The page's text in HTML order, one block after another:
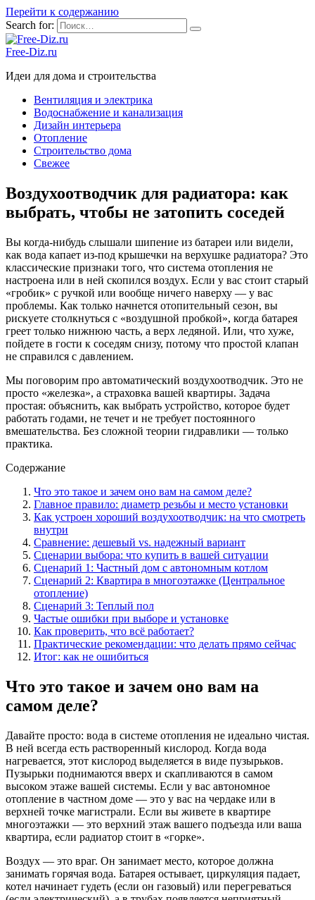
Перейти к содержанию
Search for:
Free-Diz.ru
Идеи для дома и строительства
Вентиляция и электрика
Водоснабжение и канализация
Дизайн интерьера
Отопление
Строительство дома
Свежее
Воздухоотводчик для радиатора: как
выбрать, чтобы не затопить соседей
Вы когда-нибудь слышали шипение из батареи или видели,
как вода капает из-под крышечки на верхушке радиатора? Это
классические признаки того, что система отопления не
настроена или в ней скопился воздух. Если у вас стоит старый
«гробик» с ручкой или вообще ничего наверху — у вас
проблемы. Как только начнется отопительный сезон, вы
рискуете столкнуться с «воздушной пробкой», когда батарея
греет только нижнюю часть, а верх ледяной. Или, что хуже,
пойдете в гости к соседям снизу, потому что простой клапан
не справился с давлением.
Мы поговорим про автоматический воздухоотводчик. Это не
просто «железка», а страховка вашей квартиры. Задача
простая: объяснить, как выбрать устройство, которое будет
работать годами, не течет и не требует постоянного
вмешательства. Без сложной теории гидравлики — только
практика.
Содержание
Что это такое и зачем оно вам на самом деле?
Главное правило: диаметр резьбы и место установки
Как устроен хороший воздухоотводчик: на что смотреть
внутри
Сравнение: дешевый vs. надежный вариант
Сценарии выбора: что купить в вашей ситуации
Сценарий 1: Частный дом с автономным котлом
Сценарий 2: Квартира в многоэтажке (Центральное
отопление)
Сценарий 3: Теплый пол
Частые ошибки при выборе и установке
Как проверить, что всё работает?
Практические рекомендации: что делать прямо сейчас
Итог: как не ошибиться
Что это такое и зачем оно вам на
самом деле?
Давайте просто: вода в системе отопления не идеально чистая.
В ней всегда есть растворенный кислород. Когда вода
нагревается, этот кислород выделяется в виде пузырьков.
Пузырьки поднимаются вверх и скапливаются в самом
высоком этаже вашей системы. Если у вас автономное
отопление в частном доме — это у вас на чердаке или в
верхней точке магистрали. Если вы живете в квартире
многоэтажки — это верхний этаж вашего подъезда или ваша
квартира, если радиатор стоит в «горке».
Воздух — это враг. Он занимает место, которое должна
занимать горячая вода. Батарея остывает, циркуляция падает,
котел начинает гудеть (если он газовый) или перегреваться